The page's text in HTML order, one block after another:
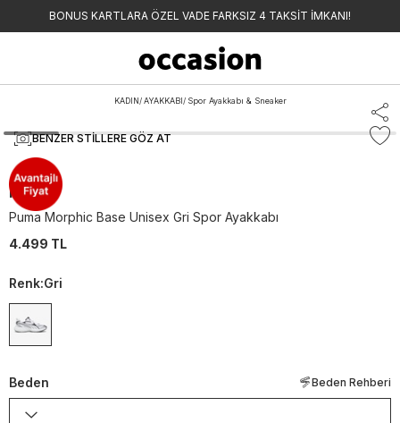
BONUS KARTLARA ÖZEL VADE FARKSIZ 4 TAKSİT İMKANI!
KADIN/ AYAKKABI/ Spor Ayakkabı & Sneaker
BENZER STILLERE GÖZ AT
Puma
Puma Morphic Base Unisex Gri Spor Ayakkabı
4.499 TL
Renk:Gri
Beden Beden Rehberi